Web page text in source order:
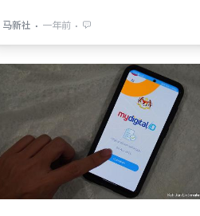
马新社 ⋅ 一年前 ⋅